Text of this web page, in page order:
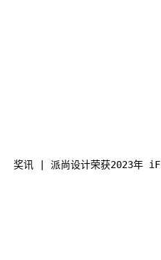
奖讯 | 派尚设计荣获2023年